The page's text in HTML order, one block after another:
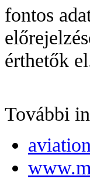
fontos
érthetők
További